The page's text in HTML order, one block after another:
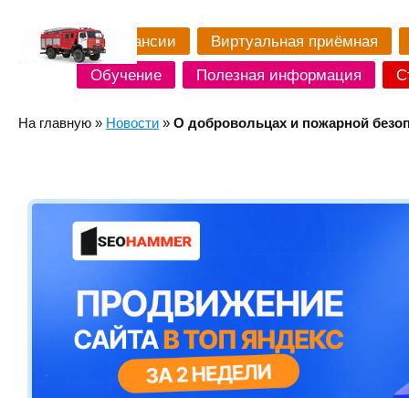
Вакансии
Виртуальная приёмная
Обучение
Полезная информация
На главную » Новости » О добровольцах и пожарной